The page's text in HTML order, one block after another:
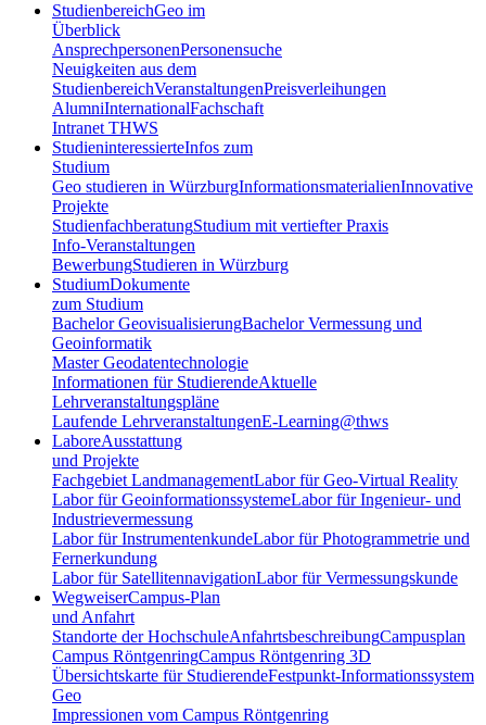
StudienbereichGeo im
Überblick
AnsprechpersonenPersonensuche
Neuigkeiten aus dem
StudienbereichVeranstaltungenPreisverleihungen
AlumniInternationalFachschaft
Intranet THWS
StudieninteressierteInfos zum
Studium
Geo studieren in WürzburgInformationsmaterialienInnovative
Projekte
StudienfachberatungStudium mit vertiefter Praxis
Info-Veranstaltungen
BewerbungStudieren in Würzburg
StudiumDokumente
zum Studium
Bachelor GeovisualisierungBachelor Vermessung und
Geoinformatik
Master Geodatentechnologie
Informationen für StudierendeAktuelle
Lehrveranstaltungspläne
Laufende LehrveranstaltungenE-Learning@thws
LaboreAusstattung
und Projekte
Fachgebiet LandmanagementLabor für Geo-Virtual Reality
Labor für GeoinformationssystemeLabor für Ingenieur- und
Industrievermessung
Labor für InstrumentenkundeLabor für Photogrammetrie und
Fernerkundung
Labor für SatellitennavigationLabor für Vermessungskunde
WegweiserCampus-Plan
und Anfahrt
Standorte der HochschuleAnfahrtsbeschreibungCampusplan
Campus RöntgenringCampus Röntgenring 3D
Übersichtskarte für StudierendeFestpunkt-Informationssystem
Geo
Impressionen vom Campus Röntgenring